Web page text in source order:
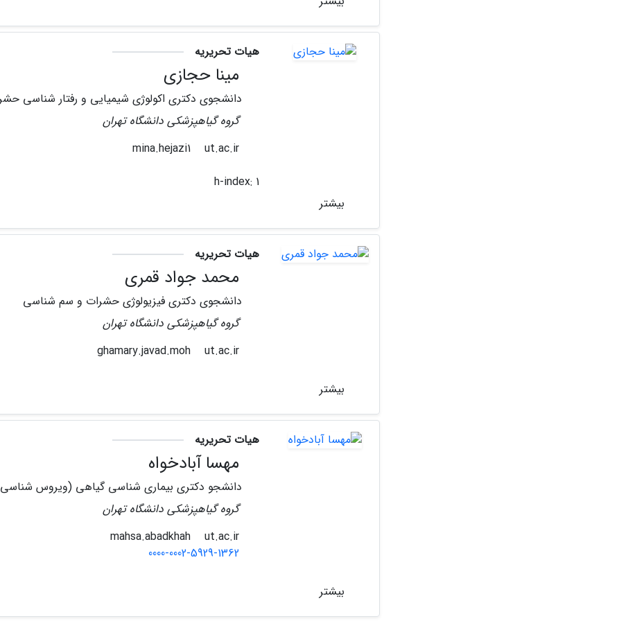
هیات تحریریه
مینا حجازی
دانشجوی دکتری اکولوژی شیمیایی و رفتار شناسی
گروه گیاهپزشکی دانشگاه تهران
ut.ac.ir
h-index: 1
بیشتر
هیات تحریریه
محمد جواد قمری
دانشجوی دکتری فیزیولوژی حشرات و سم شناسی
گروه گیاهپزشکی دانشگاه تهران
ut.ac.ir
بیشتر
هیات تحریریه
مهسا آبادخواه
دانشجو دکتری بیماری شناسی گیاهی (ویروس
گروه گیاهپزشکی دانشگاه تهران
ut.ac.ir
0000-0002-5929-1362
بیشتر